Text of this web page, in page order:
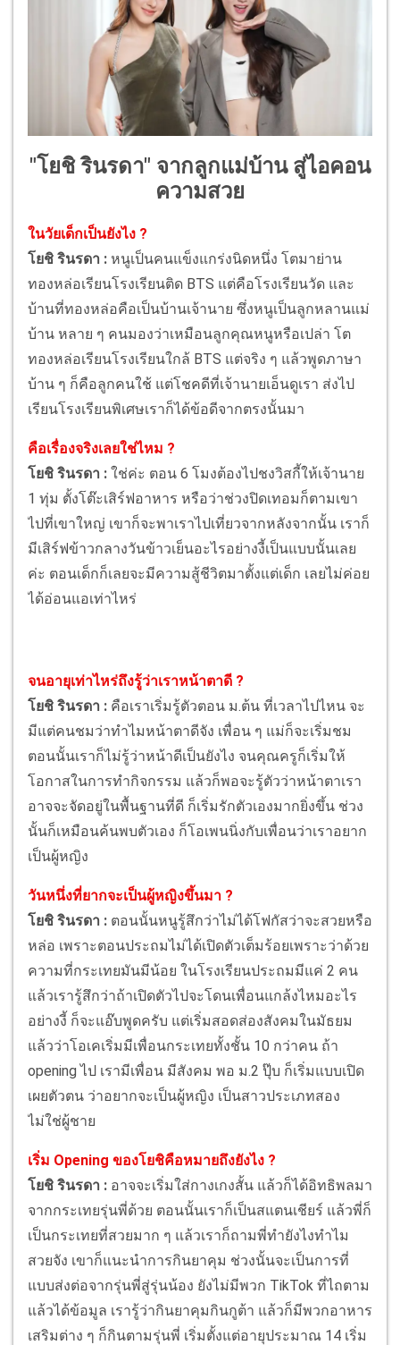
"โยชิ รินรดา" จากลูกแม่บ้าน สู่ไอคอน
ความสวย
ในวัยเด็กเป็นยังไง ?
โยชิ รินรดา : หนูเป็นคนแข็งแกร่งนิดหนึ่ง โตมาย่าน
ทองหล่อเรียนโรงเรียนติด BTS แต่คือโรงเรียนวัด และ
บ้านที่ทองหล่อคือเป็นบ้านเจ้านาย ซึ่งหนูเป็นลูกหลานแม่
บ้าน หลาย ๆ คนมองว่าเหมือนลูกคุณหนูหรือเปล่า โต
ทองหล่อเรียนโรงเรียนใกล้ BTS แต่จริง ๆ แล้วพูดภาษา
บ้าน ๆ ก็คือลูกคนใช้ แต่โชคดีที่เจ้านายเอ็นดูเรา ส่งไป
เรียนโรงเรียนพิเศษเราก็ได้ข้อดีจากตรงนั้นมา
คือเรื่องจริงเลยใช่ไหม ?
โยชิ รินรดา : ใช่ค่ะ ตอน 6 โมงต้องไปชงวิสกี้ให้เจ้านาย
1 ทุ่ม ตั้งโต๊ะเสิร์ฟอาหาร หรือว่าช่วงปิดเทอมก็ตามเขา
ไปที่เขาใหญ่ เขาก็จะพาเราไปเที่ยวจากหลังจากนั้น เราก็
มีเสิร์ฟข้าวกลางวันข้าวเย็นอะไรอย่างงี้เป็นแบบนั้นเลย
ค่ะ ตอนเด็กก็เลยจะมีความสู้ชีวิตมาตั้งแต่เด็ก เลยไม่ค่อย
ได้อ่อนแอเท่าไหร่
จนอายุเท่าไหร่ถึงรู้ว่าเราหน้าตาดี ?
โยชิ รินรดา : คือเราเริ่มรู้ตัวตอน ม.ต้น ที่เวลาไปไหน จะ
มีแต่คนชมว่าทำไมหน้าตาดีจัง เพื่อน ๆ แม่ก็จะเริ่มชม
ตอนนั้นเราก็ไม่รู้ว่าหน้าดีเป็นยังไง จนคุณครูก็เริ่มให้
โอกาสในการทำกิจกรรม แล้วก็พอจะรู้ตัวว่าหน้าตาเรา
อาจจะจัดอยู่ในพื้นฐานที่ดี ก็เริ่มรักตัวเองมากยิ่งขึ้น ช่วง
นั้นก็เหมือนค้นพบตัวเอง ก็โอเพนนิ่งกับเพื่อนว่าเราอยาก
เป็นผู้หญิง
วันหนึ่งที่ยากจะเป็นผู้หญิงขึ้นมา ?
โยชิ รินรดา : ตอนนั้นหนูรู้สึกว่าไม่ได้โฟกัสว่าจะสวยหรือ
หล่อ เพราะตอนประถมไม่ได้เปิดตัวเต็มร้อยเพราะว่าด้วย
ความที่กระเทยมันมีน้อย ในโรงเรียนประถมมีแค่ 2 คน
แล้วเรารู้สึกว่าถ้าเปิดตัวไปจะโดนเพื่อนแกล้งไหมอะไร
อย่างงี้ ก็จะแอ๊บพูดครับ แต่เริ่มสอดส่องสังคมในมัธยม
แล้วว่าโอเคเริ่มมีเพื่อนกระเทยทั้งชั้น 10 กว่าคน ถ้า
opening ไป เรามีเพื่อน มีสังคม พอ ม.2 ปุ๊บ ก็เริ่มแบบเปิด
เผยตัวตน ว่าอยากจะเป็นผู้หญิง เป็นสาวประเภทสอง
ไม่ใช่ผู้ชาย
เริ่ม Opening ของโยชิคือหมายถึงยังไง ?
โยชิ รินรดา : อาจจะเริ่มใส่กางเกงสั้น แล้วก็ได้อิทธิพลมา
จากกระเทยรุ่นพี่ด้วย ตอนนั้นเราก็เป็นสแตนเชียร์ แล้วพี่ก็
เป็นกระเทยที่สวยมาก ๆ แล้วเราก็ถามพี่ทำยังไงทำไม
สวยจัง เขาก็แนะนำการกินยาคุม ช่วงนั้นจะเป็นการที่
แบบส่งต่อจากรุ่นพี่สู่รุ่นน้อง ยังไม่มีพวก TikTok ที่ไถตาม
แล้วได้ข้อมูล เรารู้ว่ากินยาคุมกินกูต้า แล้วก็มีพวกอาหาร
เสริมต่าง ๆ ก็กินตามรุ่นพี่ เริ่มตั้งแต่อายุประมาณ 14 เริ่ม